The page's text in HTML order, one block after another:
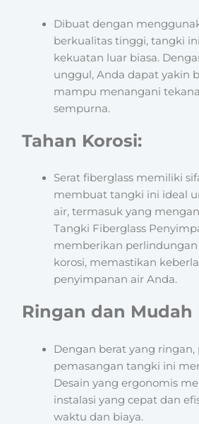
Dibuat dengan
berkualitas tinggi, tangki
kekuatan luar biasa.
unggul, Anda dapat yakin
mampu menangani
sempurna.
Tahan Korosi:
Serat fiberglass memiliki
membuat tangki ini ideal
air, termasuk yang
Tangki Fiberglass
memberikan
korosi, memastikan
penyimpanan air Anda.
Ringan dan Mudah
Dengan berat yang
pemasangan tangki ini
Desain yang ergonomis
instalasi yang cepat dan
waktu dan biaya.